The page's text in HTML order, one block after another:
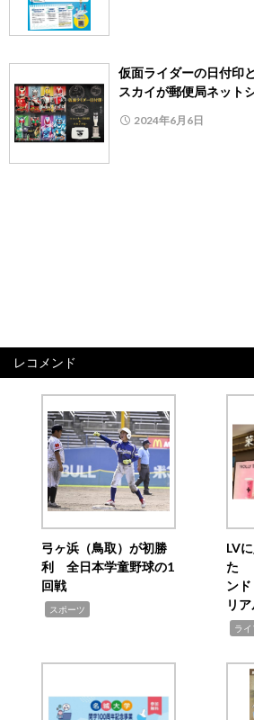
仮面ライダーの日付印
スカイが郵便局ネット
2024年6月6日
レコメンド
弓ヶ浜（鳥取）が初勝
利 全日本学童野球の1
回戦
スポーツ
LV
た
ン
リ
ラ